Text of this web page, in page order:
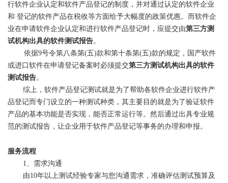
行软件企业认定和软件产品登记的制度，并对通过认定的软件企业
和 登记的软件产品在税收等方面给予大幅度的政策优惠。而软件企
业在申请软件企业认定和进行软件产品登记时，应提交由第三方测
试机构出具的软件测试报告。
依据9号令第八条第(五)款和第十条第(五)款的规定，国产软件
或进口软件在申请登记备案时必须提交第三方测试机构出具的软件
测试报告。
综上，软件产品登记测试就是为了帮助各软件企业进行软件产
品登记而专门设立的一种测试种类，其主要目的就是为了验证软件
产品的基本功能是否实现，能否正常运行等。然后通过出具专业规
范的测试报告，让企业用于软件产品登记等事务的办理和申报。
服务流程
1、需求沟通
由10年以上测试经验专家与您沟通需求，准确评估测试预算及